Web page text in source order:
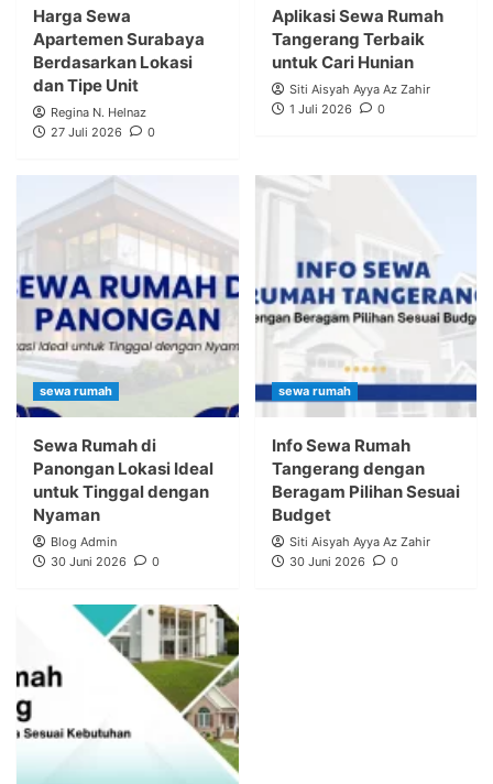
Harga Sewa
Apartemen Surabaya
Berdasarkan Lokasi
dan Tipe Unit
Regina N. Helnaz
27 Juli 2026
0
Aplikasi Sewa Rumah
Tangerang Terbaik
untuk Cari Hunian
Siti Aisyah Ayya Az Zahir
1 Juli 2026
0
sewa rumah
Sewa Rumah di
Panongan Lokasi Ideal
untuk Tinggal dengan
Nyaman
Blog Admin
30 Juni 2026
0
sewa rumah
Info Sewa Rumah
Tangerang dengan
Beragam Pilihan Sesuai
Budget
Siti Aisyah Ayya Az Zahir
30 Juni 2026
0